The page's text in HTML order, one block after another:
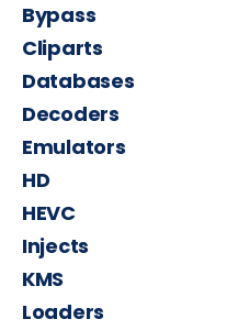
Bypass
Cliparts
Databases
Decoders
Emulators
HD
HEVC
Injects
KMS
Loaders